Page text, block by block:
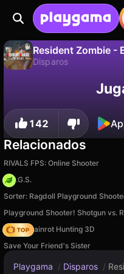
Resident Zombie -
Disparos
¡Guarda el
142
Relacionados
RIVALS FPS: Online Shooter
H.O.G.S.
Sorter: Ragdoll Playground
Italian Brainrot Hunting 3D
Save Your Friend's Sister
Playgama / Disparos /